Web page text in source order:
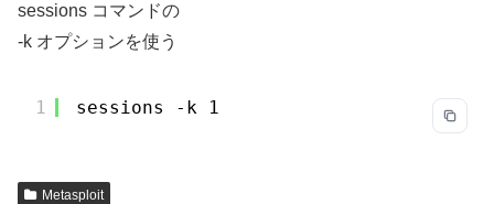
sessions コマンドの
-k オプションを使う
1 sessions -k 1
Metasploit